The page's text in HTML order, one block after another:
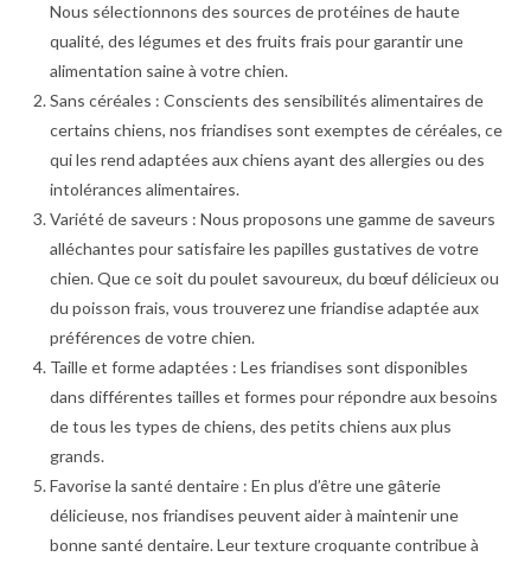
Nous sélectionnons des sources de protéines de haute
qualité, des légumes et des fruits frais pour garantir une
alimentation saine à votre chien.
Sans céréales : Conscients des sensibilités alimentaires de
certains chiens, nos friandises sont exemptes de céréales, ce
qui les rend adaptées aux chiens ayant des allergies ou des
intolérances alimentaires.
Variété de saveurs : Nous proposons une gamme de saveurs
alléchantes pour satisfaire les papilles gustatives de votre
chien. Que ce soit du poulet savoureux, du bœuf délicieux ou
du poisson frais, vous trouverez une friandise adaptée aux
préférences de votre chien.
Taille et forme adaptées : Les friandises sont disponibles
dans différentes tailles et formes pour répondre aux besoins
de tous les types de chiens, des petits chiens aux plus
grands.
Favorise la santé dentaire : En plus d’être une gâterie
délicieuse, nos friandises peuvent aider à maintenir une
bonne santé dentaire. Leur texture croquante contribue à